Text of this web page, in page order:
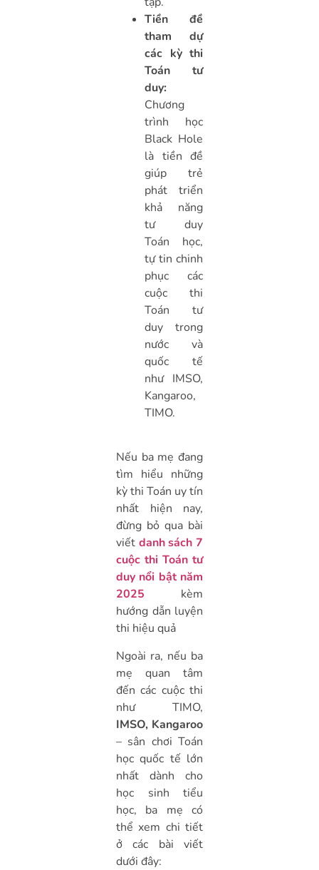
Tiền đề
tham dự
các kỳ thi
Toán tư
duy:
Chương
trình học
Black Hole
là tiền đề
giúp trẻ
phát triển
khả năng
tư duy
Toán học,
tự tin chinh
phục các
cuộc thi
Toán tư
duy trong
nước và
quốc tế
như IMSO,
Kangaroo,
TIMO.
Nếu ba mẹ đang
tìm hiểu những
kỳ thi Toán uy tín
nhất hiện nay,
đừng bỏ qua bài
viết danh sách 7
cuộc thi Toán tư
duy nổi bật năm
2025 kèm
hướng dẫn luyện
thi hiệu quả
Ngoài ra, nếu ba
mẹ quan tâm
đến các cuộc thi
như TIMO,
IMSO, Kangaroo
– sân chơi Toán
học quốc tế lớn
nhất dành cho
học sinh tiểu
học, ba mẹ có
thể xem chi tiết
ở các bài viết
dưới đây: